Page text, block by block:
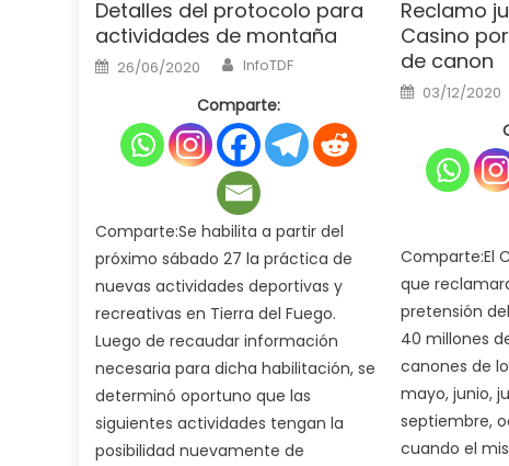
Detalles del protocolo para
actividades de montaña
Posted
on
26/06/2020 Author
InfoTDF
Comparte:
Comparte:Se habilita a partir del
próximo sábado 27 la práctica de
nuevas actividades deportivas y
recreativas en Tierra del Fuego.
Luego de recaudar información
necesaria para dicha habilitación, se
determinó oportuno que las
siguientes actividades tengan la
posibilidad nuevamente de
Reclamo
Casino
de canon
Posted
on
03/12/2020
Comparte:El
que
pretensión
40 millones
canones de
mayo, junio,
septiembre,
cuando el